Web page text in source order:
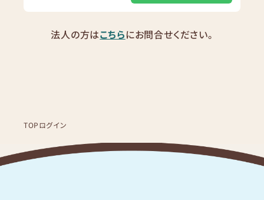
法人の方はこちらにお問合せください。
TOPログイン